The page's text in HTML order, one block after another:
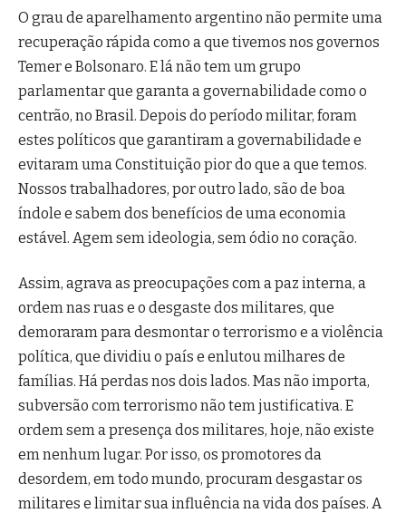
O grau de aparelhamento argentino não permite uma
recuperação rápida como a que tivemos nos governos
Temer e Bolsonaro. E lá não tem um grupo
parlamentar que garanta a governabilidade como o
centrão, no Brasil. Depois do período militar, foram
estes políticos que garantiram a governabilidade e
evitaram uma Constituição pior do que a que temos.
Nossos trabalhadores, por outro lado, são de boa
índole e sabem dos benefícios de uma economia
estável. Agem sem ideologia, sem ódio no coração.
Assim, agrava as preocupações com a paz interna, a
ordem nas ruas e o desgaste dos militares, que
demoraram para desmontar o terrorismo e a violência
política, que dividiu o país e enlutou milhares de
famílias. Há perdas nos dois lados. Mas não importa,
subversão com terrorismo não tem justificativa. E
ordem sem a presença dos militares, hoje, não existe
em nenhum lugar. Por isso, os promotores da
desordem, em todo mundo, procuram desgastar os
militares e limitar sua influência na vida dos países. A